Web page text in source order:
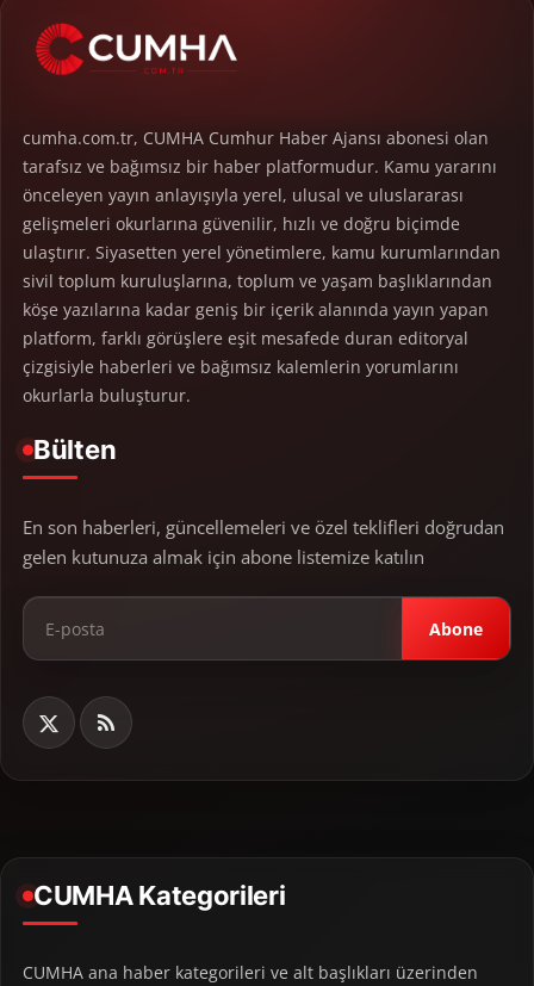
cumha.com.tr, CUMHA Cumhur Haber Ajansı abonesi olan
tarafsız ve bağımsız bir haber platformudur. Kamu yararını
önceleyen yayın anlayışıyla yerel, ulusal ve uluslararası
gelişmeleri okurlarına güvenilir, hızlı ve doğru biçimde
ulaştırır. Siyasetten yerel yönetimlere, kamu kurumlarından
sivil toplum kuruluşlarına, toplum ve yaşam başlıklarından
köşe yazılarına kadar geniş bir içerik alanında yayın yapan
platform, farklı görüşlere eşit mesafede duran editoryal
çizgisiyle haberleri ve bağımsız kalemlerin yorumlarını
okurlarla buluşturur.
Bülten
En son haberleri, güncellemeleri ve özel teklifleri doğrudan
gelen kutunuza almak için abone listemize katılın
Abone
CUMHA Kategorileri
CUMHA ana haber kategorileri ve alt başlıkları üzerinden